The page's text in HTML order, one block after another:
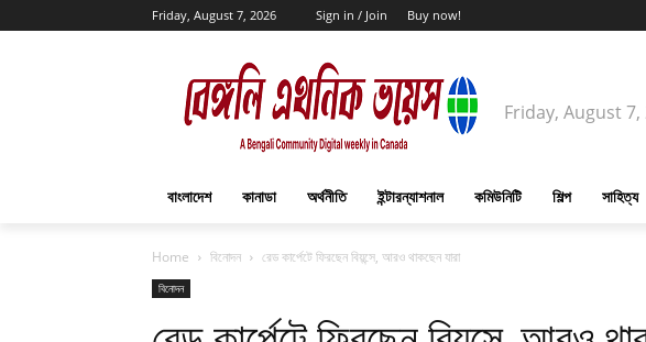
Friday, August 7, 2026 Sign in / Join Buy now!
Friday, August 7,
বাংলাদেশ কানাডা অর্থনীতি ইন্টারন্যাশনাল কমিউনিটি শিল্প সাহিত্য
Home বিনোদন রেড কার্পেটে ফিরছেন বিয়ন্সে, আরও থাকছেন যারা
বিনোদন